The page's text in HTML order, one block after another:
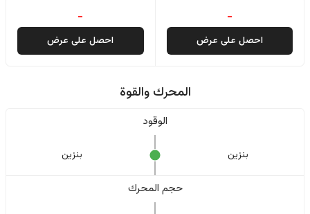
-
احصل على عرض
-
احصل على عرض
المحرك والقوة
الوقود
بنزين بنزين
حجم المحرك